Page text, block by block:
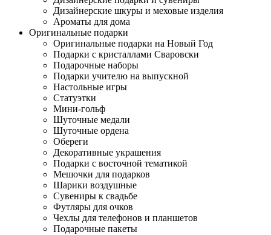
Дизайнерские шкуры и меховые изделия
Ароматы для дома
Оригинальные подарки
Оригинальные подарки на Новый Год
Подарки с кристаллами Сваровски
Подарочные наборы
Подарки учителю на выпускной
Настольные игры
Статуэтки
Мини-гольф
Шуточные медали
Шуточные ордена
Обереги
Декоративные украшения
Подарки с восточной тематикой
Мешочки для подарков
Шарики воздушные
Сувениры к свадьбе
Футляры для очков
Чехлы для телефонов и планшетов
Подарочные пакеты